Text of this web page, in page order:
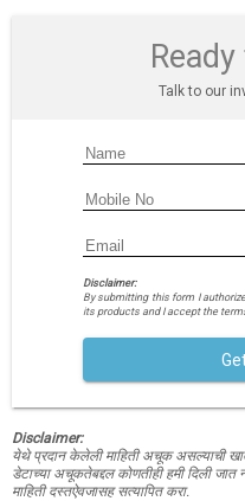
Talk to our
Disclaimer:
By submitting this form I
its products and I accept the
Disclaimer:
येथे प्रदान केलेली माहिती अचूक असल्याची
डेटाच्या अचूकतेबद्दल कोणतीही हमी दिली जात
माहिती दस्तऐवजासह सत्यापित करा.